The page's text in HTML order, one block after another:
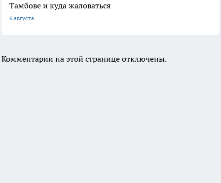
Тамбове и куда жаловаться
6 августа
Комментарии на этой странице отключены.